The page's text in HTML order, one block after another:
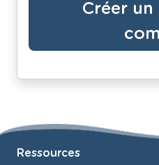
Créer un
Ressources